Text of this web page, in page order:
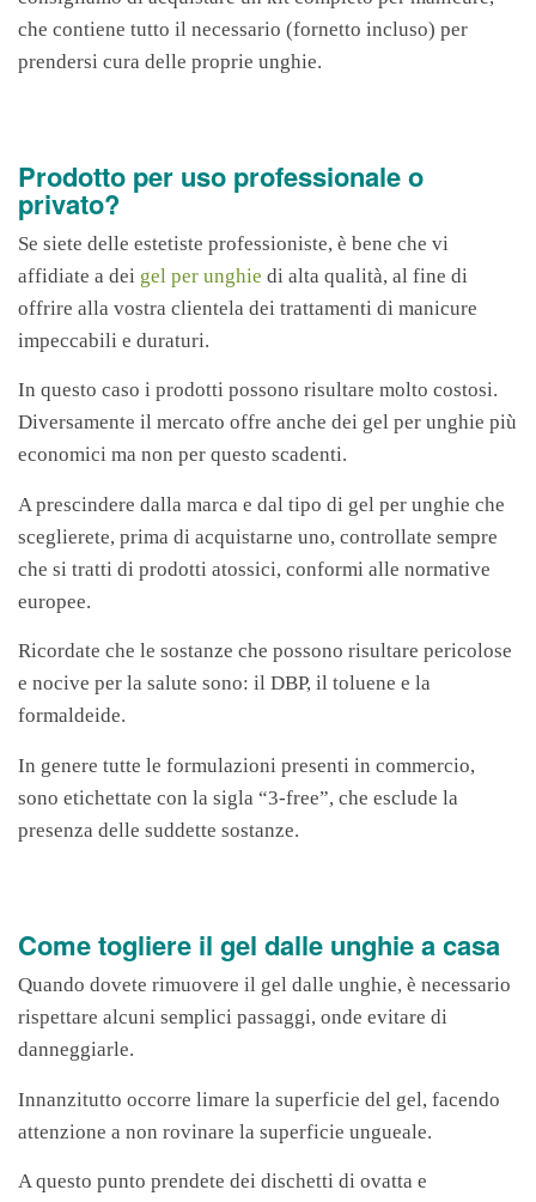
che contiene tutto il necessario (fornetto incluso) per
prendersi cura delle proprie unghie.
Prodotto per uso professionale o
privato?
Se siete delle estetiste professioniste, è bene che vi
affidiate a dei gel per unghie di alta qualità, al fine di
offrire alla vostra clientela dei trattamenti di manicure
impeccabili e duraturi.
In questo caso i prodotti possono risultare molto costosi.
Diversamente il mercato offre anche dei gel per unghie più
economici ma non per questo scadenti.
A prescindere dalla marca e dal tipo di gel per unghie che
sceglierete, prima di acquistarne uno, controllate sempre
che si tratti di prodotti atossici, conformi alle normative
europee.
Ricordate che le sostanze che possono risultare pericolose
e nocive per la salute sono: il DBP, il toluene e la
formaldeide.
In genere tutte le formulazioni presenti in commercio,
sono etichettate con la sigla “3-free”, che esclude la
presenza delle suddette sostanze.
Come togliere il gel dalle unghie a casa
Quando dovete rimuovere il gel dalle unghie, è necessario
rispettare alcuni semplici passaggi, onde evitare di
danneggiarle.
Innanzitutto occorre limare la superficie del gel, facendo
attenzione a non rovinare la superficie ungueale.
A questo punto prendete dei dischetti di ovatta e